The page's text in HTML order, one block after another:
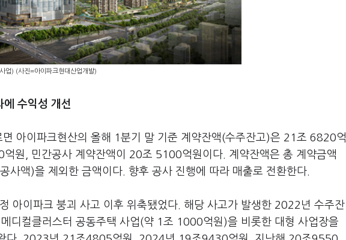
업) (사진=아이파크현대산업개발)
수익성 개선
아이파크현산의 올해 1분기 말 기준 계약잔액(수주잔고)은 21조 6820억
원, 민간공사 계약잔액이 20조 5100억원이다. 계약잔액은 총 계약금액
사액)을 제외한 금액이다. 향후 공사 진행에 따라 매출로 전환한다.
아이파크 붕괴 사고 이후 위축됐었다. 해당 사고가 발생한 2022년 수주잔
디컬클러스터 공동주택 사업(약 1조 1000억원)을 비롯한 대형 사업장을